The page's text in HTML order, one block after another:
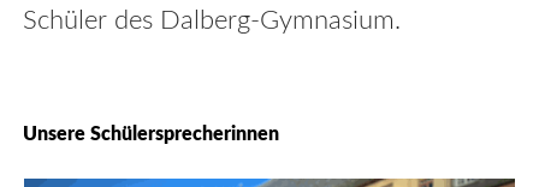
Schüler des Dalberg-Gymnasium.
Unsere Schülersprecherinnen